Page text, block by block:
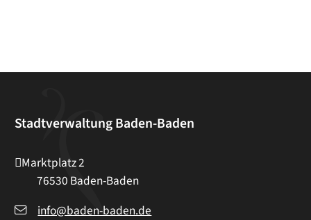
Stadtverwaltung Baden-Baden
Marktplatz 2
76530 Baden-Baden
info@baden-baden.de